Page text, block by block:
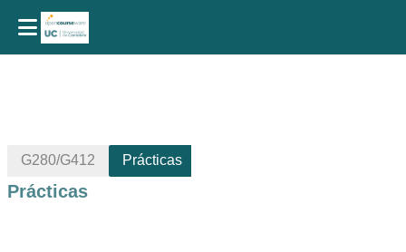
G280/G412 Prácticas
Prácticas